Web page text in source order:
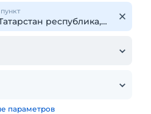
параметров